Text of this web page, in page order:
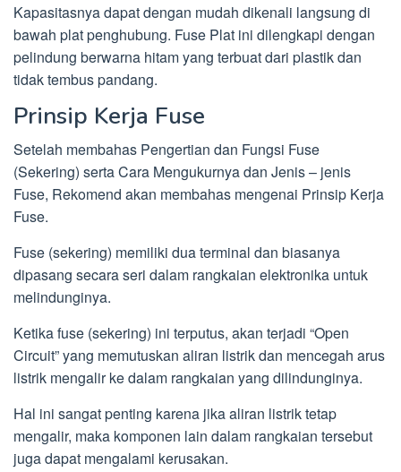
Kapasitasnya dapat dengan mudah dikenali langsung di
bawah plat penghubung. Fuse Plat ini dilengkapi dengan
pelindung berwarna hitam yang terbuat dari plastik dan
tidak tembus pandang.
Prinsip Kerja Fuse
Setelah membahas Pengertian dan Fungsi Fuse
(Sekering) serta Cara Mengukurnya dan Jenis – jenis
Fuse, Rekomend akan membahas mengenai Prinsip Kerja
Fuse.
Fuse (sekering) memiliki dua terminal dan biasanya
dipasang secara seri dalam rangkaian elektronika untuk
melindunginya.
Ketika fuse (sekering) ini terputus, akan terjadi “Open
Circuit” yang memutuskan aliran listrik dan mencegah arus
listrik mengalir ke dalam rangkaian yang dilindunginya.
Hal ini sangat penting karena jika aliran listrik tetap
mengalir, maka komponen lain dalam rangkaian tersebut
juga dapat mengalami kerusakan.